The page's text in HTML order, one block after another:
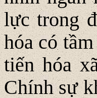
lực trong
hóa có
tiến hóa
Chính sự